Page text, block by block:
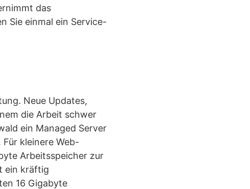
das
Sie einmal ein Service-
Neue Updates,
die Arbeit schwer
ein Managed Server
kleinere Web-
Arbeitsspeicher zur
ein kräftig
16 Gigabyte